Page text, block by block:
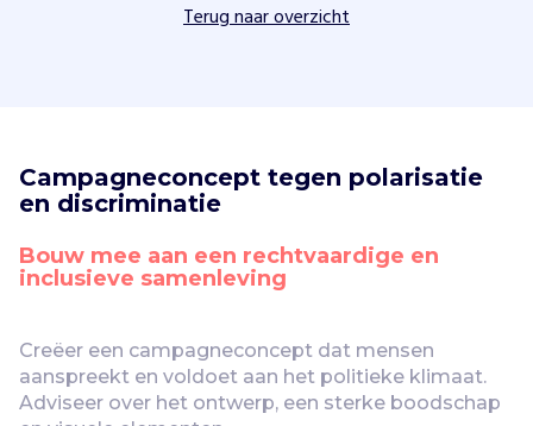
Terug naar overzicht
Campagneconcept tegen polarisatie
en discriminatie
Bouw mee aan een rechtvaardige en
inclusieve samenleving
Creëer een campagneconcept dat mensen
aanspreekt en voldoet aan het politieke klimaat.
Adviseer over het ontwerp, een sterke boodschap